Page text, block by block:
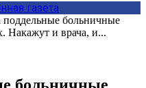
газета
поддельные больничные
Накажут и врача, и...